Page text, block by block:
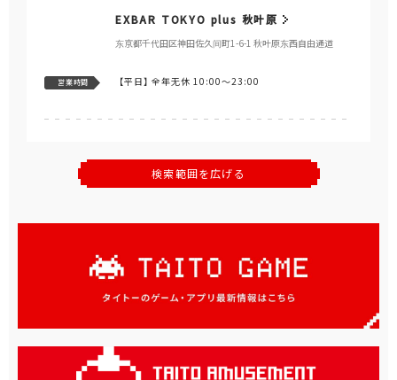
EXBAR TOKYO plus 秋叶原
东京都千代田区神田佐久间町1-6-1 秋叶原东西自由通道
営業時間 【平日】全年无休 10:00～23:00
検索範囲を広げる